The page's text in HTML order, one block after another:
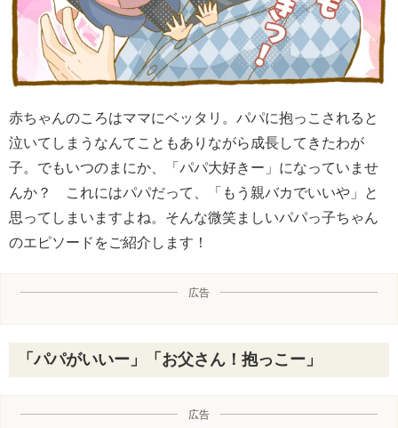
赤ちゃんのころはママにベッタリ。パパに抱っこされると
泣いてしまうなんてこともありながら成長してきたわが
子。でもいつのまにか、「パパ大好きー」になっていませ
んか？ これにはパパだって、「もう親バカでいいや」と
思ってしまいますよね。そんな微笑ましいパパっ子ちゃん
のエピソードをご紹介します！
広告
「パパがいいー」「お父さん！抱っこー」
広告